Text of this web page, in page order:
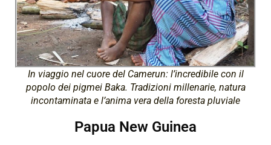
In viaggio nel cuore del Camerun: l’incredibile con il
popolo dei pigmei Baka. Tradizioni millenarie, natura
incontaminata e l’anima vera della foresta pluviale
Papua New Guinea